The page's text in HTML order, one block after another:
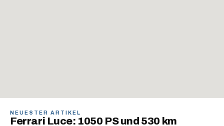
NEUESTER ARTIKEL
Ferrari Luce: 1050 PS und 530 km